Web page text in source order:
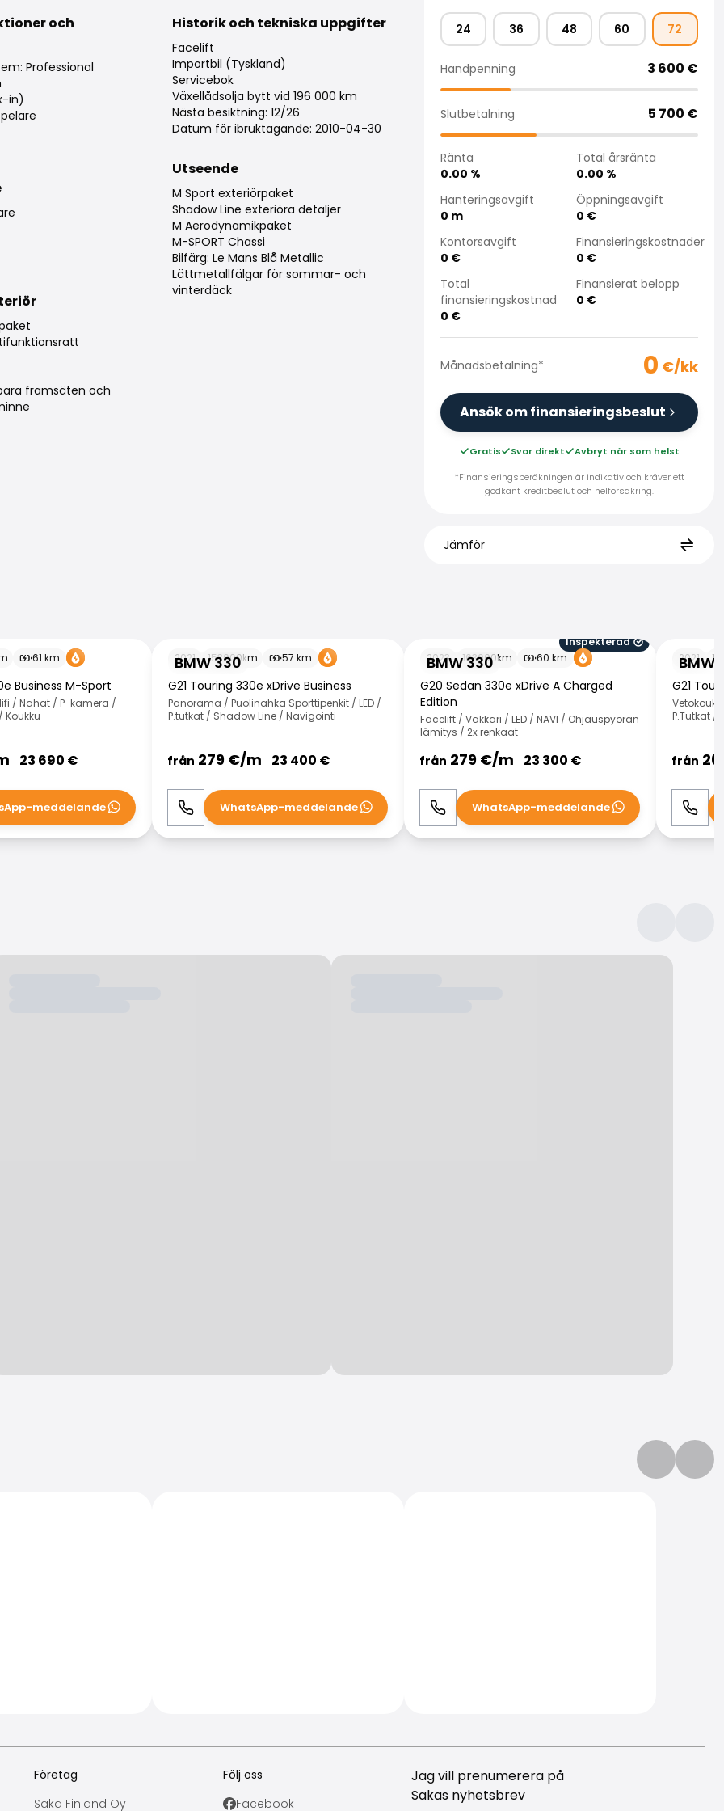
och
Professional
in)
framsäten och
Historik och tekniska uppgifter
Facelift
Importbil (Tyskland)
Servicebok
Växellådsolja bytt vid 196 000 km
Nästa besiktning: 12/26
Datum för ibruktagande: 2010-04-30
Utseende
M Sport exteriörpaket
Shadow Line exteriöra detaljer
M Aerodynamikpaket
M-SPORT Chassi
Bilfärg: Le Mans Blå Metallic
Lättmetallfälgar för sommar- och
vinterdäck
24 36 48 60 72
Handpenning 3 600 €
Slutbetalning 5 700 €
Ränta
0.00 %
Total årsränta
0.00 %
Hanteringsavgift
0 m
Öppningsavgift
0 €
Kontorsavgift
0 €
Finansieringskostnader
0 €
Total
finansieringskostnad
0 €
Finansierat belopp
0 €
Månadsbetalning* 0 €/kk
Ansök om finansieringsbeslut
Gratis Svar direkt
Avbryt när som helst
*Finansieringsberäkningen är indikativ och kräver ett
godkänt kreditbeslut och helförsäkring.
Jämför
61 km
Business M-Sport
/ Nahat / P-kamera /
Koukku
23 690 €
WhatsApp
meddelande
BMW 330
2021 153000km 57 km
G21 Touring 330e xDrive Business
Panorama / Puolinahka Sporttipenkit / LED /
P.tutkat / Shadow Line / Navigointi
från 279 €/m 23 400 €
Ring WhatsApp
WhatsApp-meddelande
BMW 330
Inspekterad
2023
163000km 60 km
G20 Sedan 330e xDrive A Charged
Edition
Facelift / Vakkari / LED / NAVI / Ohjauspyörän
lämitys / 2x renkaat
från 279 €/m 23 300 €
Ring WhatsApp
WhatsApp-meddelande
BMW
2021
G21
P.Tutkat /
från
Ring
Företag
Saka Finland Oy
Följ oss
Facebook
Jag vill prenumerera på
Sakas nyhetsbrev